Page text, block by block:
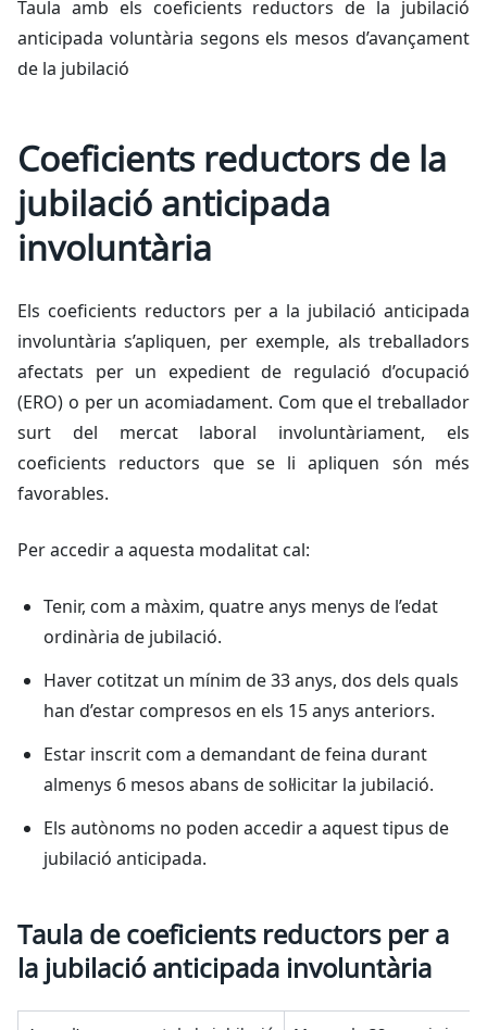
Taula amb els coeficients reductors de la jubilació
anticipada voluntària segons els mesos d’avançament
de la jubilació
Coeficients reductors de la
jubilació anticipada
involuntària
Els coeficients reductors per a la jubilació anticipada
involuntària s’apliquen, per exemple, als treballadors
afectats per un expedient de regulació d’ocupació
(ERO) o per un acomiadament. Com que el treballador
surt del mercat laboral involuntàriament, els
coeficients reductors que se li apliquen són més
favorables.
Per accedir a aquesta modalitat cal:
Tenir, com a màxim, quatre anys menys de l’edat
ordinària de jubilació.
Haver cotitzat un mínim de 33 anys, dos dels quals
han d’estar compresos en els 15 anys anteriors.
Estar inscrit com a demandant de feina durant
almenys 6 mesos abans de sol·licitar la jubilació.
Els autònoms no poden accedir a aquest tipus de
jubilació anticipada.
Taula de coeficients reductors per a
la jubilació anticipada involuntària